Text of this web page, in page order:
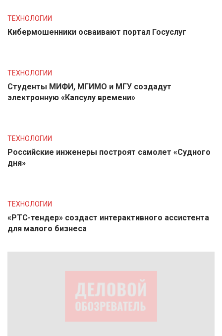
ТЕХНОЛОГИИ
Кибермошенники осваивают портал Госуслуг
ТЕХНОЛОГИИ
Студенты МИФИ, МГИМО и МГУ создадут
электронную «Капсулу времени»
ТЕХНОЛОГИИ
Российские инженеры построят самолет «Судного
дня»
ТЕХНОЛОГИИ
«РТС-тендер» создаст интерактивного ассистента
для малого бизнеса